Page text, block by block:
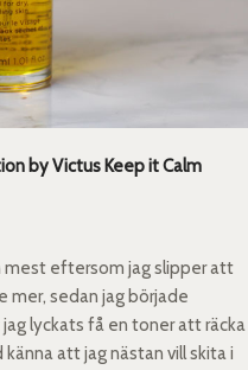
by Victus Keep it Calm
mest eftersom jag slipper att
mer, sedan jag började
lyckats få en toner att räcka
att jag nästan vill skita i